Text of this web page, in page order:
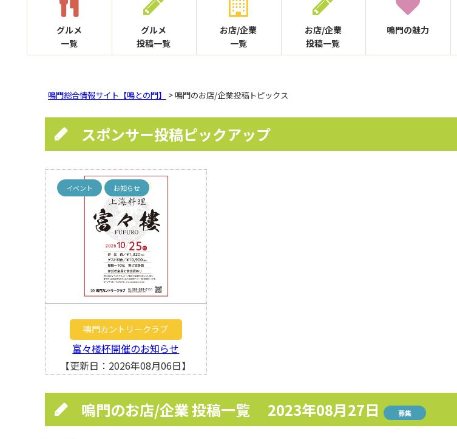
グルメ
一覧
グルメ
投稿一覧
お店/企業
一覧
お店/企業
投稿一覧
鳴門の魅力
鳴門総合情報サイト【鳴との門】 > 鳴門のお店/企業投稿トピックス
スポンサー投稿ピックアップ
イベント お知らせ
鳴門カントリークラブ
富々楼杯開催のお知らせ
【更新日：2026年08月06日】
鳴門のお店/企業 投稿一覧 2023年08月27日 募集